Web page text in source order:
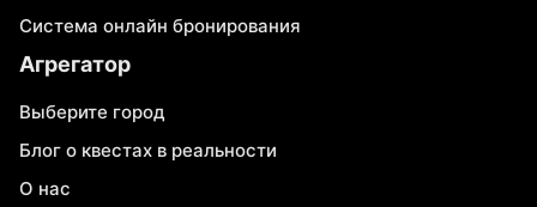
Система онлайн бронирования
Агрегатор
Выберите город
Блог о квестах в реальности
О нас